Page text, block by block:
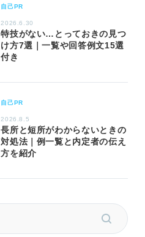
自己PR
2026.6.30
特技がない…とっておきの見つ
け方7選｜一覧や回答例文15選
付き
自己PR
2026.8.5
長所と短所がわからないときの
対処法｜例一覧と内定者の伝え
方を紹介